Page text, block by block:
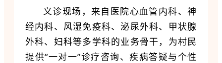
义诊现场，来自医院心血管内科、神
经内科、风湿免疫科、泌尿外科、甲状腺
外科、妇科等多学科的业务骨干，为村民
提供“一对一”诊疗咨询、疾病答疑与个性